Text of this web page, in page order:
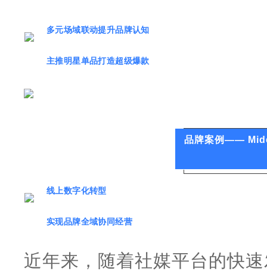
多元场域联动提升品牌认知
主推明星单品打造超级爆款
品牌案例——
线上数字化转型
实现品牌全域协同经营
近年来，随着社媒平台的快